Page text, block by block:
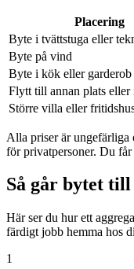
Placering
Byte i tvättstuga eller
Byte på vind
Byte i kök eller garderob
Flytt till annan plats eller
Större villa eller
Alla priser är
för privatpersoner. Du
Så går bytet till
Här ser du hur ett
färdigt jobb hemma hos
1